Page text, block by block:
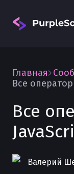
Главная
Все
Все
Валерий